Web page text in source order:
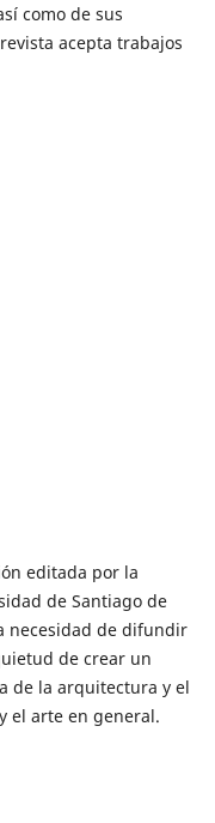
como de sus
acepta trabajos
editada por la
de Santiago de
necesidad de difundir
de crear un
de la arquitectura y el
el arte en general.